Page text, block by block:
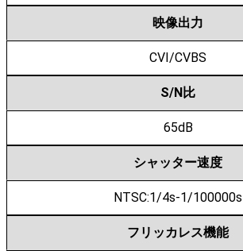
映像出力
CVI/CVBS
S/N比
65dB
シャッター速度
NTSC:1/4s-1/100000s
フリッカレス機能